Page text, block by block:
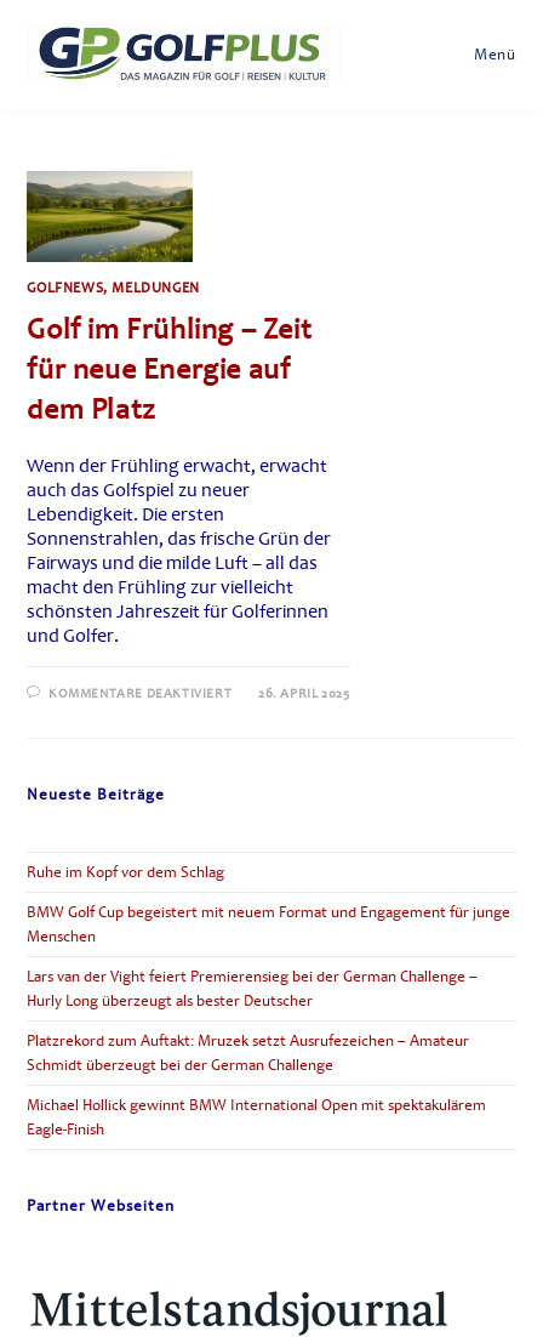
springen
Menü
GOLFNEWS, MELDUNGEN
Golf im Frühling – Zeit
für neue Energie auf
dem Platz
Wenn der Frühling erwacht, erwacht
auch das Golfspiel zu neuer
Lebendigkeit. Die ersten
Sonnenstrahlen, das frische Grün der
Fairways und die milde Luft – all das
macht den Frühling zur vielleicht
schönsten Jahreszeit für Golferinnen
und Golfer.
KOMMENTARE DEAKTIVIERTFÜR26. APRIL 2025
Neueste Beiträge
Ruhe im Kopf vor dem Schlag
BMW Golf Cup begeistert mit neuem Format und Engagement für junge
Menschen
Lars van der Vight feiert Premierensieg bei der German Challenge –
Hurly Long überzeugt als bester Deutscher
Platzrekord zum Auftakt: Mruzek setzt Ausrufezeichen – Amateur
Schmidt überzeugt bei der German Challenge
Michael Hollick gewinnt BMW International Open mit spektakulärem
Eagle-Finish
Partner Webseiten